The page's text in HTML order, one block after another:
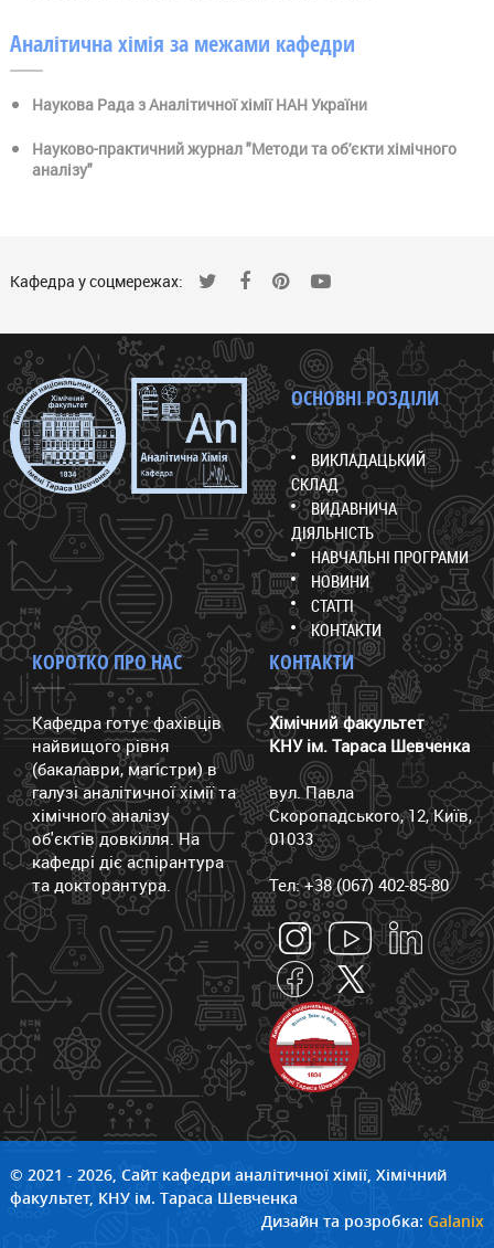
Аналітична хімія за межами кафедри
Наукова Рада з Аналітичної хімії НАН України
Науково-практичний журнал "Методи та об'єкти хімічного
аналізу"
Кафедра у соцмережах:
ОСНОВНІ РОЗДІЛИ
ВИКЛАДАЦЬКИЙ
СКЛАД
ВИДАВНИЧА
ДІЯЛЬНІСТЬ
НАВЧАЛЬНІ ПРОГРАМИ
НОВИНИ
СТАТТІ
КОНТАКТИ
КОРОТКО ПРО НАС
Кафедра готує фахівців
найвищого рівня
(бакалаври, магістри) в
галузі аналітичної хімії та
хімічного аналізу
об'єктів довкілля. На
кафедрі діє аспірантура
та докторантура.
КОНТАКТИ
Хімічний факультет
КНУ ім. Тараса Шевченка
вул. Павла
Скоропадського, 12, Київ,
01033
Тел: +38 (067) 402-85-80
© 2021 - 2026, Сайт кафедри аналітичної хімії, Хімічний
факультет, КНУ ім. Тараса Шевченка
Дизайн та розробка:Galanix